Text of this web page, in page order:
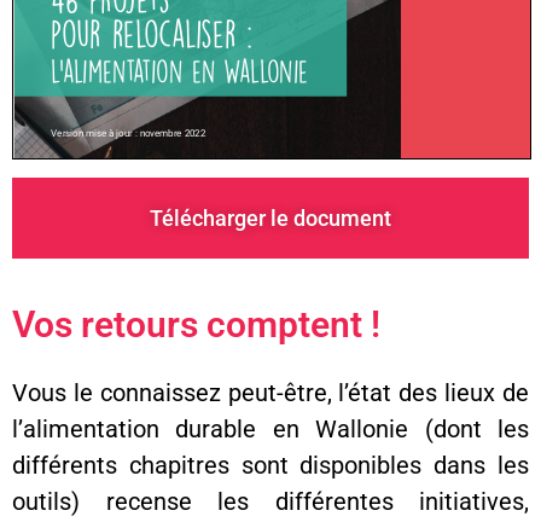
Télécharger le document
Vos retours comptent !
Vous le connaissez peut-être, l’état des lieux de
l’alimentation durable en Wallonie (dont les
différents chapitres sont disponibles dans les
outils) recense les différentes initiatives,